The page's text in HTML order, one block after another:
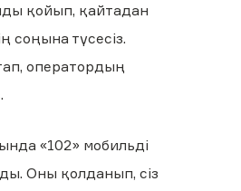
қойып, қайтадан
соңына түсесіз.
оператордың
«102» мобильді
Оны қолданып, сіз